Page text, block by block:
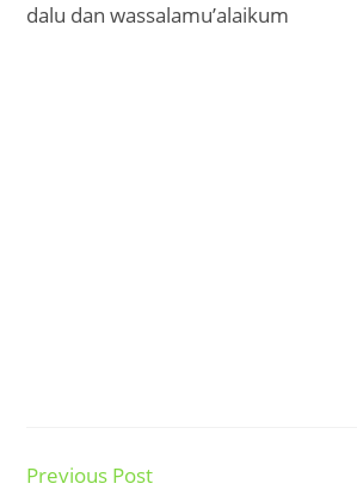
dalu dan wassalamu’alaikum
Read
Previous Post